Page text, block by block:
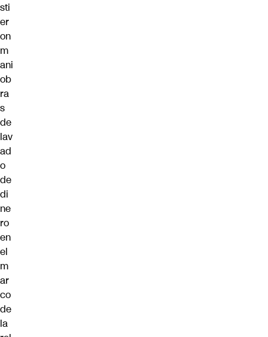
sti
er
on
m
ani
ob
ra
s
de
lav
ad
o
de
di
ne
ro
en
el
m
ar
co
de
la